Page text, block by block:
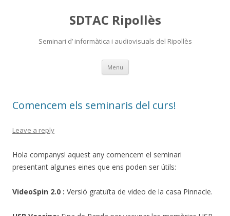
SDTAC Ripollès
Seminari d’ informàtica i audiovisuals del Ripollès
Menu Skip
content
Comencem els seminaris del curs!
Leave a reply
Hola companys! aquest any comencem el seminari
presentant algunes eines que ens poden ser útils:
VideoSpin 2.0 : Versió gratuïta de video de la casa Pinnacle.